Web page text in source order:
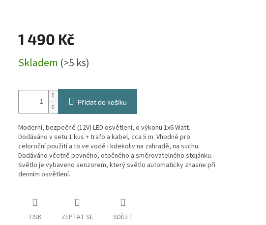
1 490 Kč
cena:
Skladem (>5 ks)
Přidat do košíku
Moderní, bezpečné (12V) LED osvětlení, o výkonu 1x6 Watt.
Dodáváno v setu 1 kus + trafo a kabel, cca 5 m. Vhodné pro
celoroční použití a to ve vodě i kdekoliv na zahradě, na suchu.
Dodáváno včetně pevného, otočného a směrovatelného stojánku.
Světlo je vybaveno senzorem, který světlo automaticky zhasne při
denním osvětlení.
TISK ZEPTAT SE SDÍLET